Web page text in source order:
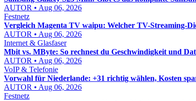
AUTOR • Aug 06, 2026
Festnetz
Vergleich Magenta TV waipu: Welcher TV-Streaming-
AUTOR • Aug 06, 2026
Internet & Glasfaser
Mbit vs. MByte: So rechnest du Geschwindigkeit und
AUTOR • Aug 06, 2026
VoIP & Telefonie
Vorwahl für Niederlande: +31 richtig wählen, Kosten
AUTOR • Aug 06, 2026
Festnetz